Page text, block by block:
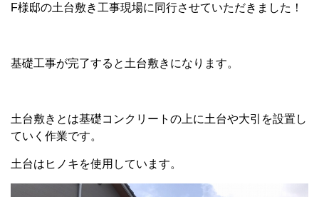
F様邸の土台敷き工事現場に同行させていただきました！
基礎工事が完了すると土台敷きになります。
土台敷きとは基礎コンクリートの上に土台や大引を設置し
ていく作業です。
土台はヒノキを使用しています。